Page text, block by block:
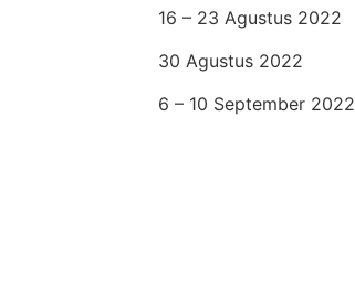
16 – 23 Agustus 2022
30 Agustus 2022
6 – 10 September 2022